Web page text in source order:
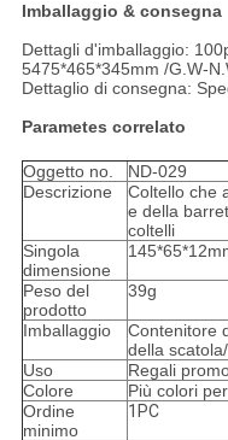
Imballaggio & consegna
Dettagli d'imballaggio:
5475*465*345mm /G.W-
Dettaglio di consegna:
Parametes correlato
Oggetto no.
ND-029
Descrizione
Coltello che
e della
coltelli
Singola
dimensione
Peso del
prodotto
39g
Imballaggio
Contenitore
della
Uso
Regali
Colore
Più colori
Ordine
minimo
1PC